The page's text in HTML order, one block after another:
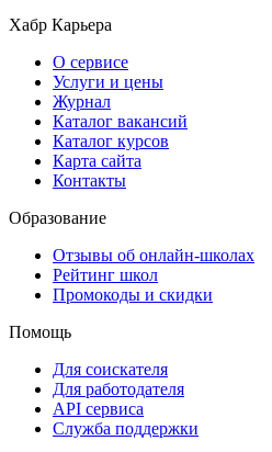
Хабр Карьера
О сервисе
Услуги и цены
Журнал
Каталог вакансий
Каталог курсов
Карта сайта
Контакты
Образование
Отзывы об онлайн-школах
Рейтинг школ
Промокоды и скидки
Помощь
Для соискателя
Для работодателя
API сервиса
Служба поддержки